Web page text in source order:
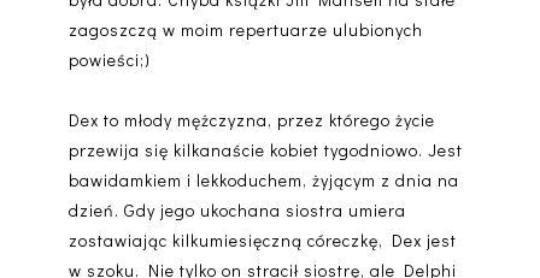
zagoszczą w moim repertuarze ulubionych
powieści;)
Dex to młody mężczyzna, przez którego życie
przewija się kilkanaście kobiet tygodniowo. Jest
bawidamkiem i lekkoduchem, żyjącym z dnia na
dzień. Gdy jego ukochana siostra umiera
zostawiając kilkumiesięczną córeczkę, Dex jest
w szoku. Nie tylko on stracił siostrę, ale Delphi